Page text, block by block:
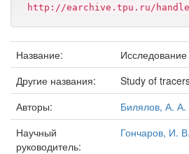
http://earchive.tpu.ru/handle/
Название:
Другие названия:
Study of
Авторы:
Билялов, А. А.
Научный
руководитель:
Гончаров, И. В.